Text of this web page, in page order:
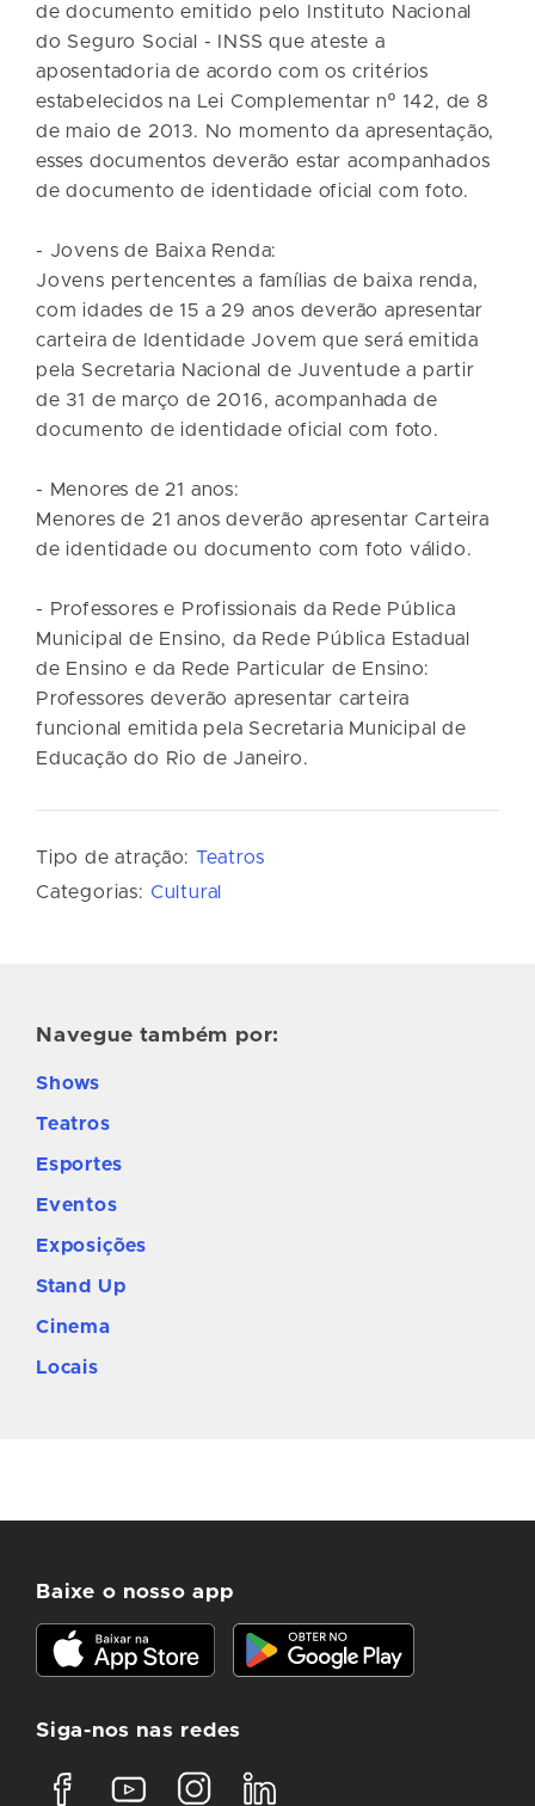
de documento emitido pelo Instituto Nacional
do Seguro Social - INSS que ateste a
aposentadoria de acordo com os critérios
estabelecidos na Lei Complementar nº 142, de 8
de maio de 2013. No momento da apresentação,
esses documentos deverão estar acompanhados
de documento de identidade oficial com foto.
- Jovens de Baixa Renda:
Jovens pertencentes a famílias de baixa renda,
com idades de 15 a 29 anos deverão apresentar
carteira de Identidade Jovem que será emitida
pela Secretaria Nacional de Juventude a partir
de 31 de março de 2016, acompanhada de
documento de identidade oficial com foto.
- Menores de 21 anos:
Menores de 21 anos deverão apresentar Carteira
de identidade ou documento com foto válido.
- Professores e Profissionais da Rede Pública
Municipal de Ensino, da Rede Pública Estadual
de Ensino e da Rede Particular de Ensino:
Professores deverão apresentar carteira
funcional emitida pela Secretaria Municipal de
Educação do Rio de Janeiro.
Tipo de atração: Teatros
Categorias: Cultural
Navegue também por:
Shows
Teatros
Esportes
Eventos
Exposições
Stand Up
Cinema
Locais
Baixe o nosso app
Siga-nos nas redes